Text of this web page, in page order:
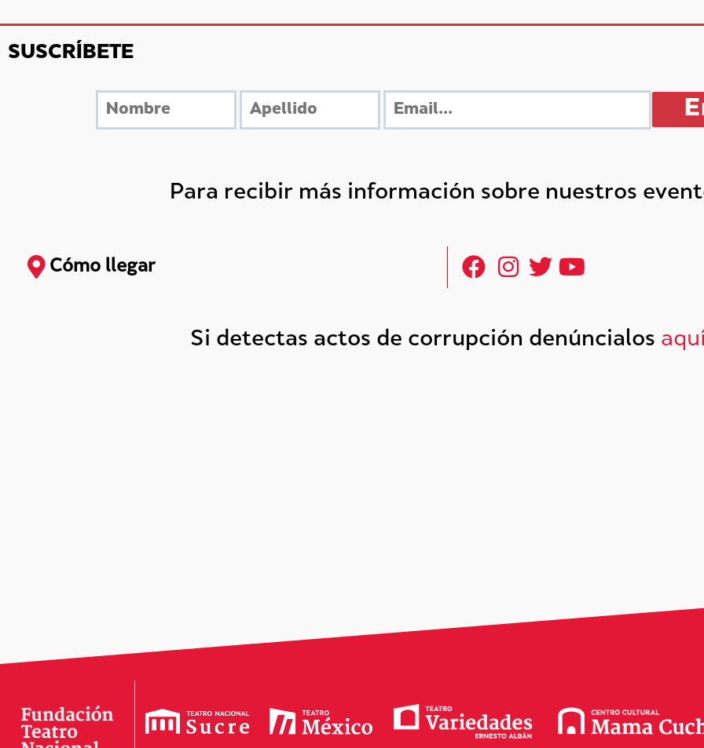
SUSCRÍBETE
Para recibir más información sobre nuestros
Cómo llegar
Si detectas actos de corrupción denúncialos aquí